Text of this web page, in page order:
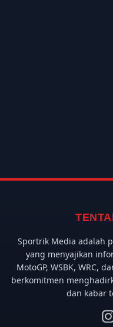
Sportrik Media adalah
yang menyajikan
MotoGP, WSBK, WRC,
berkomitmen
dan kabar